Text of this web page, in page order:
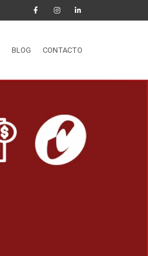
BLOG CONTACTO